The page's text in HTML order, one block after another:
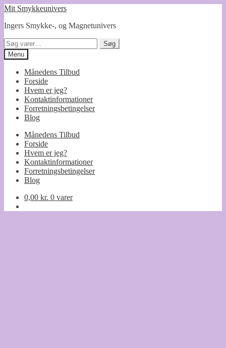
Spring
navigation
Spring
indhold
Mit Smykkeunivers
Ingers Smykke-, og Magnetunivers
Søg
efter:
Søg
Menu
Månedens Tilbud
Forside
Hvem er jeg?
Kontaktinformationer
Forretningsbetingelser
Blog
Månedens Tilbud
Forside
Hvem er jeg?
Kontaktinformationer
Forretningsbetingelser
Blog
0,00 kr. 0 varer